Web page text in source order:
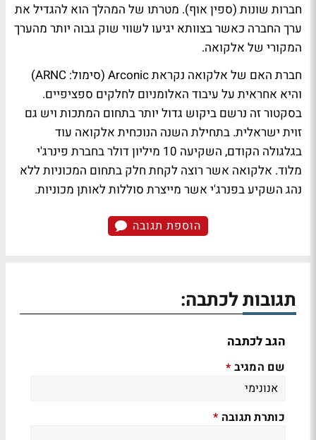
חברות שונות (ספין אוף). מטרתו של המהלך הוא להגדיל את
ערך החברה כאשר בצוותא יגיעו לשווי שוק גבוה יותר מהערך
המקורי של אלקואה.
חברת האם של אלקואה נקראת Arconic (סימול: ARNC)
והיא אחראית על עיבוד האלומניום לחלקים ספציפיים.
בסקטור זה נרשם ביקוש גדול יותר בתחום המתכות ויש גם
זוית ישראלית. בתחילת השנה הנוכחית אלקואה עוד
בגלגולה הקודם, השקיעה 10 מיליון דולר בחברת פינרג'י
מלוד. אלקואה אשר רוצה לקחת חלק בתחום המכוניות ללא
נהג השקיע בפנרג'י אשר מייצרת סוללות לאותן מכוניות.
הוספת תגובה
תגובות לכתבה:
הגב לכתבה
שם המגיב *
כותרת תגובה *